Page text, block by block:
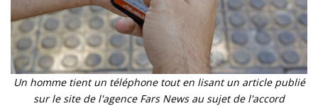
Un homme tient un téléphone tout en lisant un article publié
sur le site de l'agence Fars News au sujet de l'accord